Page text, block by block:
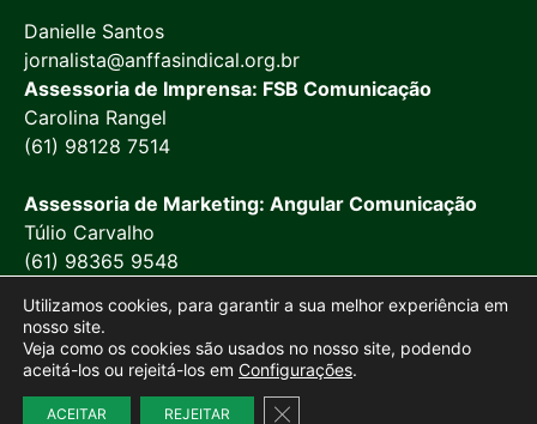
Danielle Santos
jornalista@anffasindical.org.br
Assessoria de Imprensa: FSB Comunicação
Carolina Rangel
(61) 98128 7514
Assessoria de Marketing: Angular Comunicação
Túlio Carvalho
(61) 98365 9548
Site desenvolvido porMarketing Objetivo
Utilizamos cookies, para garantir a sua melhor experiência em
nosso site.
Veja como os cookies são usados no nosso site, podendo
aceitá-los ou rejeitá-los em Configurações.
ACEITAR REJEITAR Close GDPR Cookie Banner